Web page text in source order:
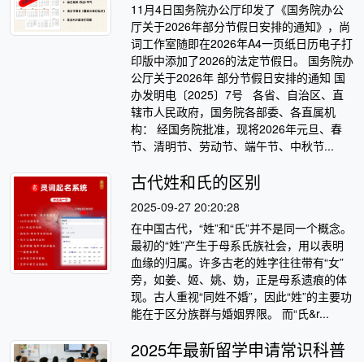
11月4日国务院办公厅印发了《国务院办公
厅关于2026年部分节假日安排的通知》，尚
词工作室随即在2026年A4一页纸日历电子打
印版中添加了2026的法定节假日。 国务院办
公厅关于2026年 部分节假日安排的通知 国
办发明电〔2025〕7号 各省、自治区、直
辖市人民政府，国务院各部委、各直属机
构： 经国务院批准，现将2026年元旦、春
节、清明节、劳动节、端午节、中秋节...
古代姓和氏的区别
2025-09-27 20:20:28
在中国古代，“姓”和“氏”并不是同一个概念。
最初的“姓”产生于母系氏族社会，用以表明
血缘的归属。许多古老的姓字往往带有“女”
旁，如姜、姬、姚、妫，正是母系遗痕的体
现。古人重视“同姓不婚”，因此“姓”的主要功
能在于区分族群与婚姻界限。 而“氏&r...
2025年最新留学申请常识科普